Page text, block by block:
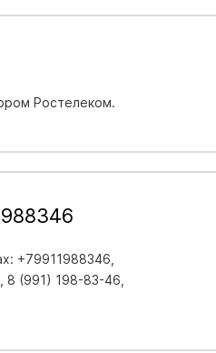
Ростелеком.
+79911988346,
(991) 198-83-46,